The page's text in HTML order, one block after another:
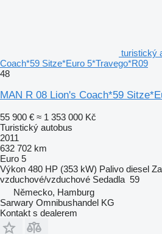
turistický
Coach*59 Sitze*Euro 5*Travego*R09
48
MAN R 08 Lion's Coach*59
55 900 € ≈ 1 353 000 Kč
Turistický autobus
2011
632 702 km
Euro 5
Výkon 480 HP (353 kW) Palivo diesel
vzduchové/vzduchové Sedadla 59
Německo, Hamburg
Sarwary Omnibushandel KG
Kontakt s dealerem